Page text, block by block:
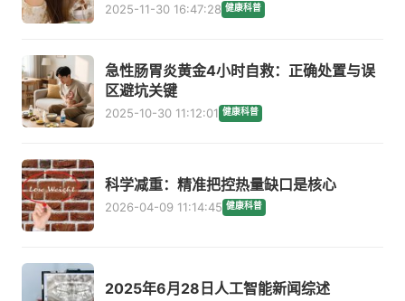
2025-11-30 16:47:28 健康科普
急性肠胃炎黄金4小时自救：正确处置与误
区避坑关键
2025-10-30 11:12:01 健康科普
科学减重：精准把控热量缺口是核心
2026-04-09 11:14:45 健康科普
2025年6月28日人工智能新闻综述